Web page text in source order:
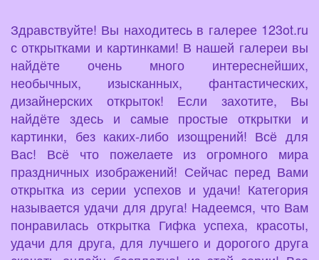
Здравствуйте! Вы находитесь в галерее 123ot.ru
с открытками и картинками! В нашей галереи вы
найдёте очень много интереснейших,
необычных, изысканных, фантастических,
дизайнерских открыток! Если захотите, Вы
найдёте здесь и самые простые открытки и
картинки, без каких-либо изощрений! Всё для
Вас! Всё что пожелаете из огромного мира
праздничных изображений! Сейчас перед Вами
открытка из серии успехов и удачи! Категория
называется удачи для друга! Надеемся, что Вам
понравилась открытка Гифка успеха, красоты,
удачи для друга, для лучшего и дорогого друга